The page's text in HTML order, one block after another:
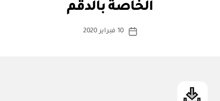
الخاصة بالدقم
كاتب
س
ة
تاريخ
10 فبراير 2020